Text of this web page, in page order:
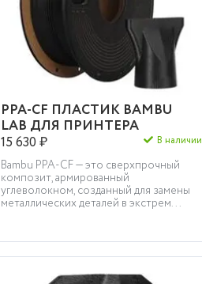
PPA-CF ПЛАСТИК BAMBU
LAB ДЛЯ ПРИНТЕРА
15 630 ₽
В наличии
Bambu PPA-CF — это сверхпрочный
композит, армированный
углеволокном, созданный для замены
металлических деталей в экстрем...
КУПИТЬ